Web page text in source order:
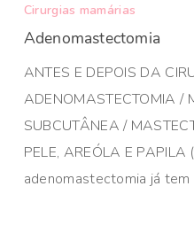
Cirurgias mamárias
Adenomastectomia
ANTES E DEPOIS DA
ADENOMASTECTOMIA /
SUBCUTÂNEA /
PELE, AREÓLA E PAPILA
adenomastectomia já